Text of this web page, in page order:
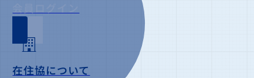
在住協について